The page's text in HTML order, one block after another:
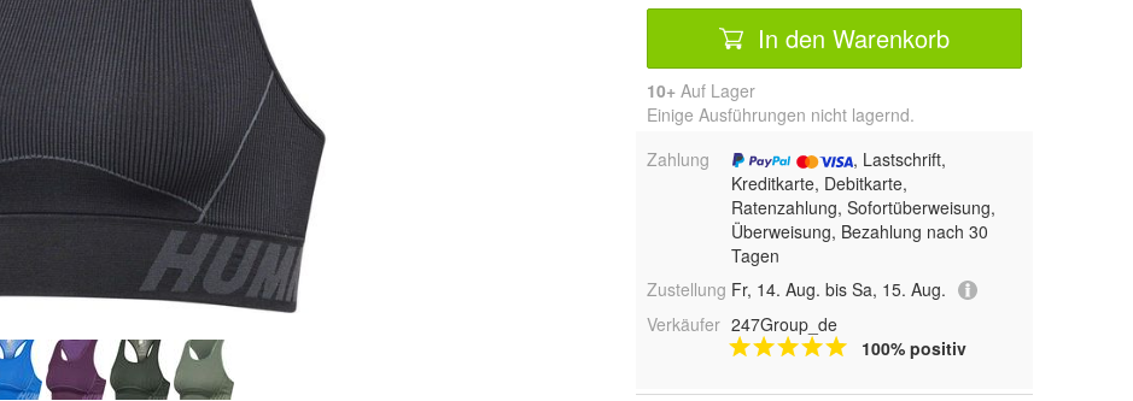
In den Warenkorb
10+ Auf Lager
Einige Ausführungen nicht lagernd.
Zahlung
, Lastschrift,
Kreditkarte, Debitkarte,
Ratenzahlung, Sofortüberweisung,
Überweisung, Bezahlung nach 30
Tagen
Zustellung Fr, 14. Aug. bis Sa, 15. Aug.
Verkäufer 247Group_de
100% positiv